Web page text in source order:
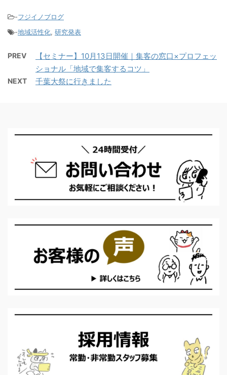
-フジイノブログ
-地域活性化, 研究発表
PREV
【セミナー】10月13日開催｜集客の窓口×プロフェッ
ショナル「地域で集客するコツ」
NEXT 千葉大祭に行きました